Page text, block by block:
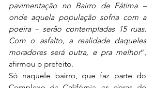
pavimentação no Bairro de Fátima –
onde aquela população sofria com a
poeira – serão contempladas 15 ruas.
Com o asfalto, a realidade daqueles
moradores será outra, e pra melhor”,
afirmou o prefeito.
Só naquele bairro, que faz parte do